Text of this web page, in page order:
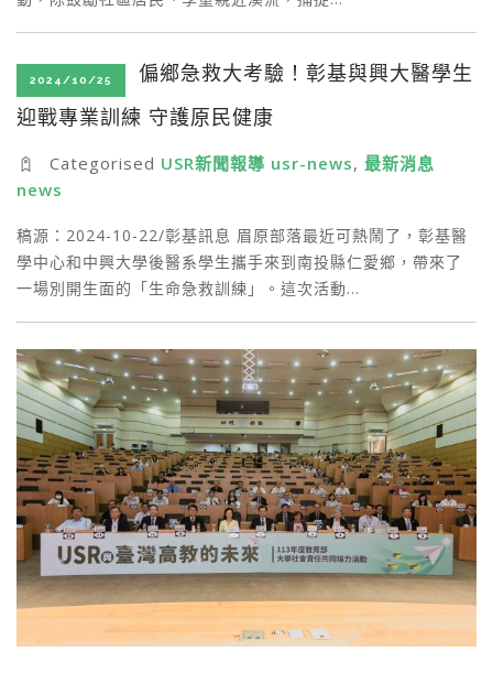
2024/10/25
偏鄉急救大考驗！彰基與興大醫學生
迎戰專業訓練 守護原民健康
Categorised USR新聞報導 usr-news, 最新消息
news
稿源：2024-10-22/彰基訊息 眉原部落最近可熱鬧了，彰基醫
學中心和中興大學後醫系學生攜手來到南投縣仁愛鄉，帶來了
一場別開生面的「生命急救訓練」。這次活動…